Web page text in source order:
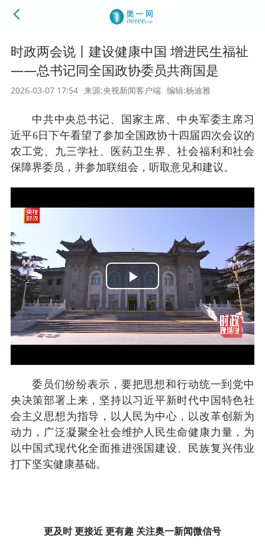
时政两会说丨建设健康中国 增进民生福祉
——总书记同全国政协委员共商国是
2026-03-07 17:54 来源:央视新闻客户端 编辑:杨迪雅
中共中央总书记、国家主席、中央军委主席习
近平6日下午看望了参加全国政协十四届四次会议的
农工党、九三学社、医药卫生界、社会福利和社会
保障界委员，并参加联组会，听取意见和建议。
Play
Video
委员们纷纷表示，要把思想和行动统一到党中
央决策部署上来，坚持以习近平新时代中国特色社
会主义思想为指导，以人民为中心，以改革创新为
动力，广泛凝聚全社会维护人民生命健康力量，为
以中国式现代化全面推进强国建设、民族复兴伟业
打下坚实健康基础。
更及时 更接近 更有趣 关注奥一新闻微信号